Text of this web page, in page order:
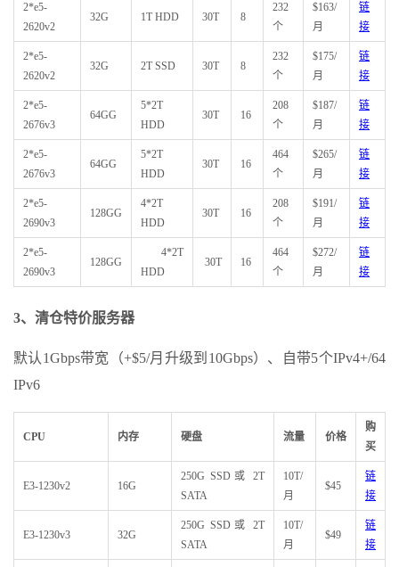
2*e5-
2620v2
32G 1T HDD 30T 8
232
个
$163/
月
链
接
2*e5-
2620v2
32G 2T SSD 30T 8
232
个
$175/
月
链
接
2*e5-
2676v3
64GG
5*2T
HDD
30T 16
208
个
$187/
月
链
接
2*e5-
2676v3
64GG
5*2T
HDD
30T 16
464
个
$265/
月
链
接
2*e5-
2690v3
128GG
4*2T
HDD
30T 16
208
个
$191/
月
链
接
2*e5-
2690v3
128GG
4*2T
HDD
30T 16
464
个
$272/
月
链
接
3、清仓特价服务器
默认1Gbps带宽（+$5/月升级到10Gbps）、自带5个IPv4+/64
IPv6
CPU 内存 硬盘 流量 价格
购
买
E3-1230v2 16G
250G SSD或 2T
SATA
10T/
月
$45
链
接
E3-1230v3 32G
250G SSD或 2T
SATA
10T/
月
$49
链
接